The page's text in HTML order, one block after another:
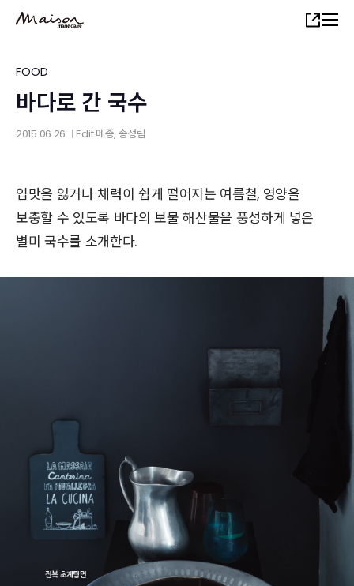
content
Share
FOOD
바다로 간 국수
2015.06.26 Edit메종, 송정림
입맛을 잃거나 체력이 쉽게 떨어지는 여름철, 영양을
보충할 수 있도록 바다의 보물 해산물을 풍성하게 넣은
별미 국수를 소개한다.